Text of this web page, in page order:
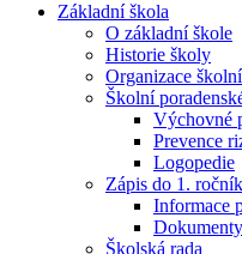
Základní škola
O základní škole
Historie školy
Organizace
Školní
Výchovné
Prevence
Logopedie
Zápis do 1.
Informace
Školská rada